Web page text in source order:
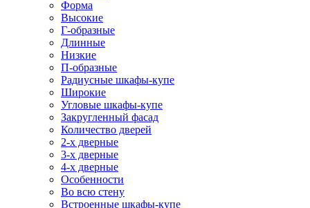
Форма
Высокие
Г-образные
Длинные
Низкие
П-образные
Радиусные шкафы-купе
Широкие
Угловые шкафы-купе
Закругленный фасад
Количество дверей
2-х дверные
3-х дверные
4-х дверные
Особенности
Во всю стену
Встроенные шкафы-купе